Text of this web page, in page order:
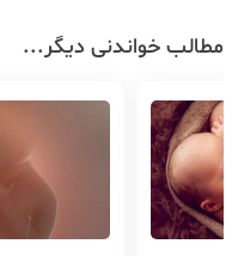
مطالب خواندنی دیگر...